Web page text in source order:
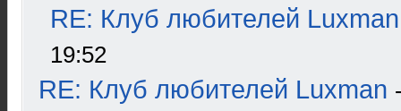
RE: Клуб любителей Luxman
19:52
RE: Клуб любителей Luxman